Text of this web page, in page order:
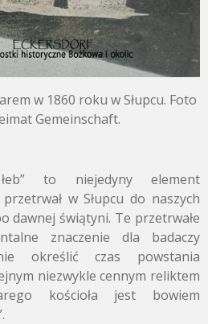
w 1860 roku w Słupcu. Foto
Gemeinschaft.
to niejedyny element
w Słupcu do naszych
dawnej świątyni. Te przetrwałe
znaczenie dla badaczy
określić czas powstania
niezwykle cennym reliktem
kościoła jest bowiem